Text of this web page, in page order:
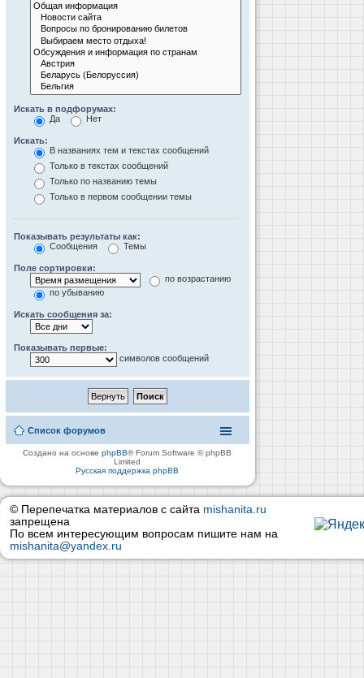
Искать в подфорумах:
Да
Нет
Искать:
В названиях тем и текстах сообщений
Только в текстах сообщений
Только по названию темы
Только в первом сообщении темы
Показывать результаты как:
Сообщения
Темы
Поле сортировки:
по возрастанию
по убыванию
Искать сообщения за:
Показывать первые:
символов сообщений
Список форумов
Создано на основеphpBB® Forum Software © phpBB
Limited
Русская поддержка phpBB
© Перепечатка материалов с сайта mishanita.ru
запрещена
По всем интересующим вопросам пишите нам на
mishanita@yandex.ru